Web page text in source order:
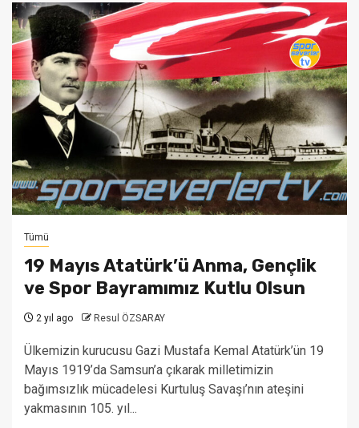
Tümü
19 Mayıs Atatürk’ü Anma, Gençlik
ve Spor Bayramımız Kutlu Olsun
2 yıl ago Resul ÖZSARAY
Ülkemizin kurucusu Gazi Mustafa Kemal Atatürk’ün 19
Mayıs 1919’da Samsun’a çıkarak milletimizin
bağımsızlık mücadelesi Kurtuluş Savaşı’nın ateşini
yakmasının 105. yıl...